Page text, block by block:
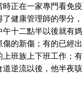
正在一家專門看免
健康管理師的學分
十二點半以後就有
的新傷；有的已經
班族上下班工作；
逆流以後，他半夜咳